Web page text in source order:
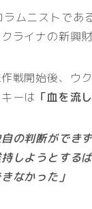
ムニストであ
ライナの新興
戦開始後、ウ
ーは 「血を流
の判断ができ
しようとする
なかった」